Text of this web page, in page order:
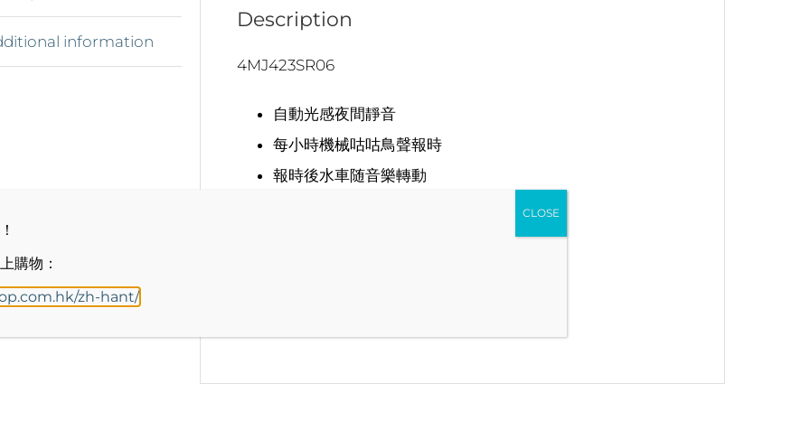
information
Description
4MJ423SR06
自動光感夜間靜音
每小時機械咕咕鳥聲報時
報時後水車随音樂轉動
購物：
zh-hant/
CLOSE